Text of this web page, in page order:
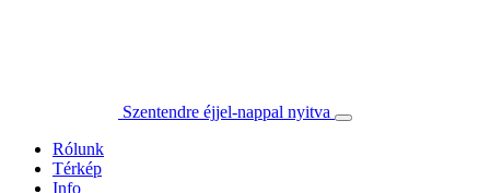
Szentendre éjjel-nappal nyitva
Rólunk
Térkép
Info